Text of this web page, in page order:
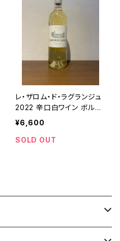
レ・ザロム・ド・ラグランジュ
2022 辛口白ワイン ボルド
ー 750ml
¥6,600
SOLD OUT